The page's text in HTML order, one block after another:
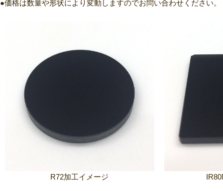
価格は数量や形状により変動しますのでお問い合わせください。
R72加工イメージ